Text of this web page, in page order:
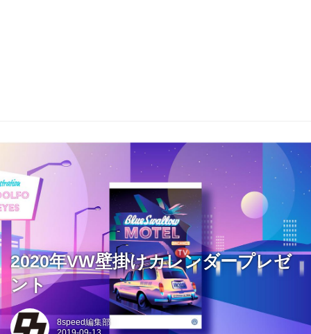
2020年VW壁掛けカレンダープレゼ
ント
8speed編集部